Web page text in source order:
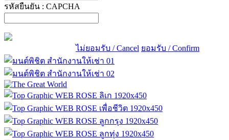
รหัสยืนยัน : CAPCHA
ไม่ยอมรับ / Cancel ยอมรับ / Confirm